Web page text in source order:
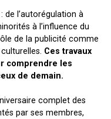
de l’autorégulation à
à l’influence du
de la publicité comme
Ces travaux
comprendre les
de demain.
complet des
par ses membres,